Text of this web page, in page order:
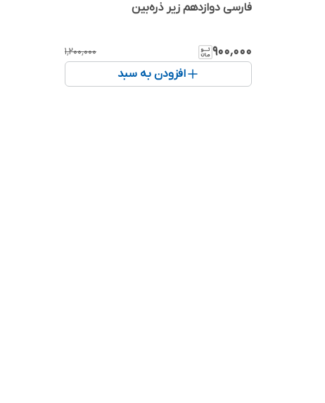
فارسی دوازدهم زیر ذره‌بین
۹۰۰٬۰۰۰ ۱٬۲۰۰٬۰۰۰
افزودن به سبد